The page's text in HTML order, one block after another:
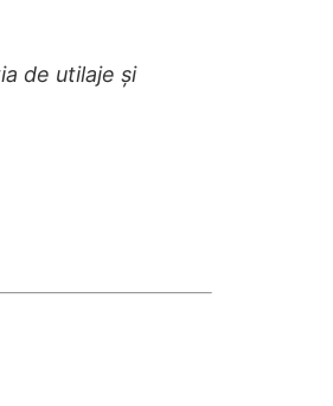
de utilaje și